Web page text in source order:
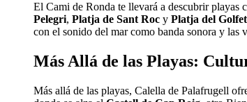
El Cami de Ronda te llevará a descubrir playas
Pelegri, Platja de Sant Roc y Platja del Golfet
con el sonido del mar como banda sonora y las
Más Allá de las Playas:
Más allá de las playas, Calella de Palafrugell